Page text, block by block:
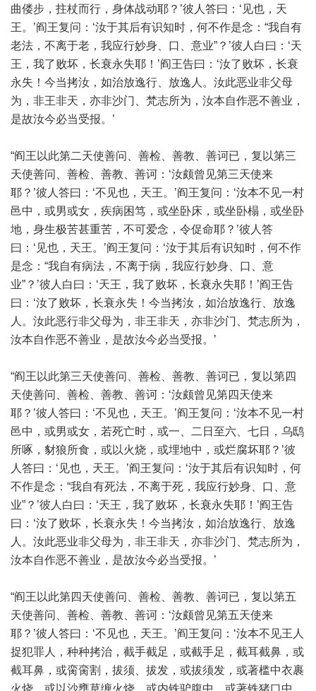
曲偻步，拄杖而行，身体战动耶？’彼人答曰：‘见也，天
王。’阎王复问：‘汝于其后有识知时，何不作是念：“我自有
老法，不离于老，我应行妙身、口、意业”？’彼人白曰：‘天
王，我了败坏，长衰永失耶！’阎王告曰：‘汝了败坏，长衰
永失！今当拷汝，如治放逸行、放逸人。汝此恶业非父母
为，非王非天，亦非沙门、梵志所为，汝本自作恶不善业，
是故汝今必当受报。’
“阎王以此第二天使善问、善检、善教、善诃已，复以第三
天使善问、善检、善教、善诃：‘汝颇曾见第三天使来
耶？’彼人答曰：‘不见也，天王。’阎王复问：‘汝本不见一村
邑中，或男或女，疾病困笃，或坐卧床，或坐卧榻，或坐卧
地，身生极苦甚重苦，不可爱念，令促命耶？’彼人答
曰：‘见也，天王。’阎王复问：‘汝于其后有识知时，何不作
是念：“我自有病法，不离于病，我应行妙身、口、意
业”？’彼人白曰：‘天王，我了败坏，长衰永失耶！’阎王告
曰：‘汝了败坏，长衰永失！今当拷汝，如治放逸行、放逸
人。汝此恶行非父母为，非王非天，亦非沙门、梵志所为，
汝本自作恶不善业，是故汝今必当受报。’
“阎王以此第三天使善问、善检、善教、善诃已，复以第四
天使善问、善检、善教、善诃：‘汝颇曾见第四天使来
耶？’彼人答曰：‘不见也，天王。’阎王复问：‘汝本不见一村
邑中，或男或女，若死亡时，或一、二日至六、七日，乌鸱
所啄，豺狼所食，或以火烧，或埋地中，或烂腐坏耶？’彼
人答曰：‘见也，天王。’阎王复问：‘汝于其后有识知时，何
不作是念：“我自有死法，不离于死，我应行妙身、口、意
业”？’彼人白曰：‘天王，我了败坏，长衰永失耶！’阎王告
曰：‘汝了败坏，长衰永失！今当拷汝，如治放逸行、放逸
人。汝此恶业非父母为，非王非天，亦非沙门、梵志所为，
汝本自作恶不善业，是故汝今必当受报。’
“阎王以此第四天使善问、善检、善教、善诃已，复以第五
天使善问、善检、善教、善诃：‘汝颇曾见第五天使来
耶？’彼人答曰：‘不见也，天王。’阎王复问：‘汝本不见王人
捉犯罪人，种种拷治，截手截足，或截手足，截耳截鼻，或
截耳鼻，或脔脔割，拔须、拔发，或拔须发，或著槛中衣裹
火烧，或以沙壅草缠火烧，或内铁驴腹中，或著铁猪口中，